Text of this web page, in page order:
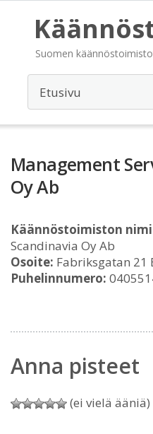
Suomen
Management
Oy Ab
Käännöstoimiston
Scandinavia Oy Ab
Osoite: Fabriksgatan 21
Puhelinnumero:
Anna pisteet
(ei vielä ääniä)